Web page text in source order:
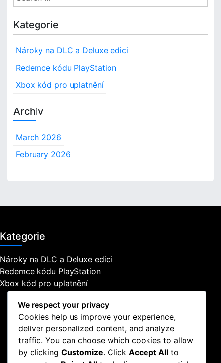
e
r
h
Kategorie
Nároky na DLC a Deluxe edici
Redemce kódu PlayStation
Xbox kód pro uplatnění
Archiv
March 2026
February 2026
Kategorie
Nároky na DLC a Deluxe edici
Redemce kódu PlayStation
Xbox kód pro uplatnění
Právní informace
Obchodní podmínky
We respect your privacy
Cookies help us improve your experience,
deliver personalized content, and analyze
traffic. You can choose which cookies to allow
by clicking Customize. Click Accept All to